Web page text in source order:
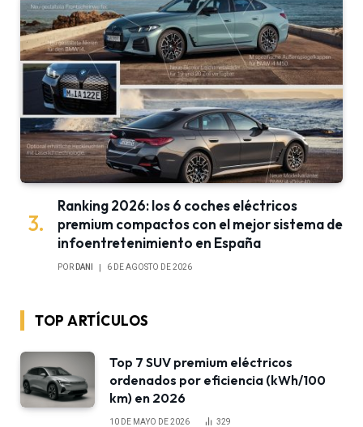
Ranking 2026: los 6 coches eléctricos
premium compactos con el mejor sistema de
infoentretenimiento en España
POR DANI 6 DE AGOSTO DE 2026
TOP ARTÍCULOS
Top 7 SUV premium eléctricos
ordenados por eficiencia (kWh/100
km) en 2026
10 DE MAYO DE 2026 329